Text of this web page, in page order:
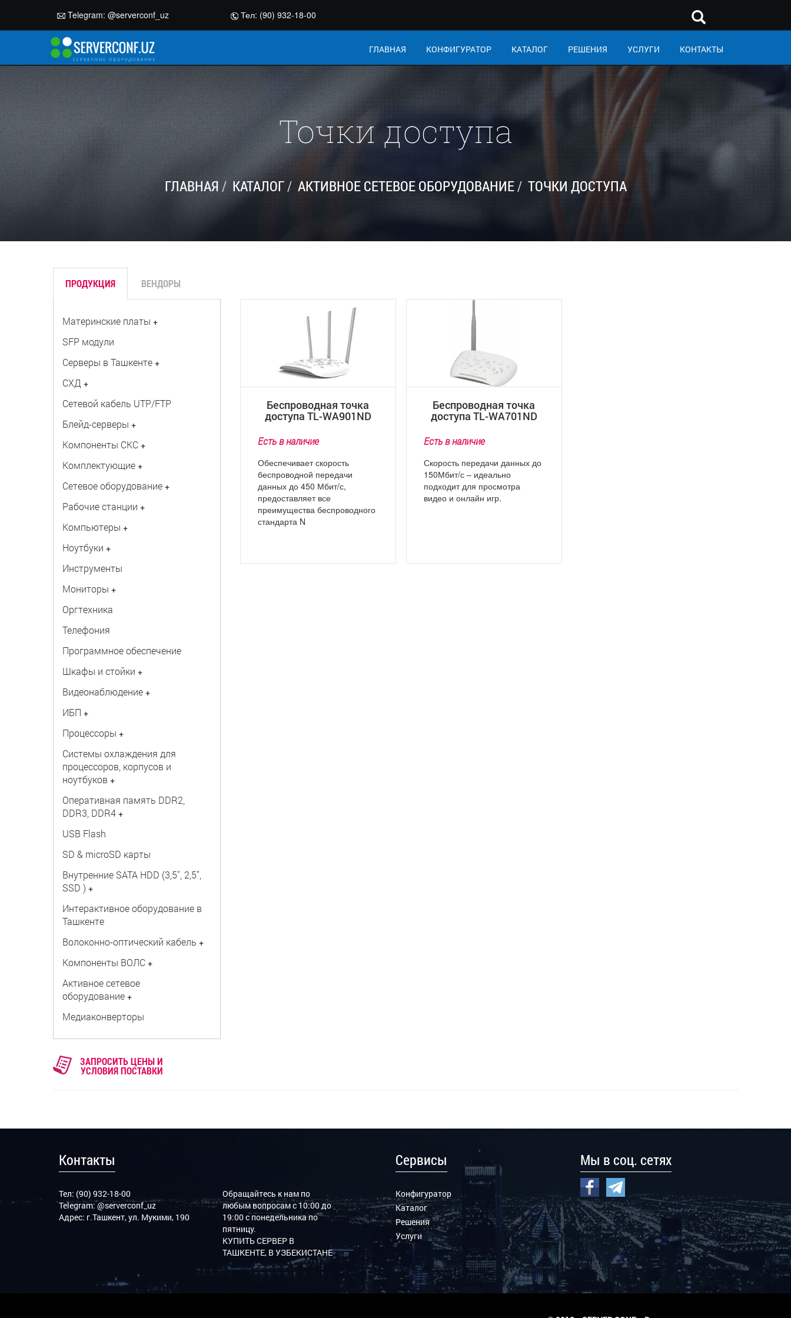
Telegram: @serverconf_uz Тел: (90) 932-18-00
ГЛАВНАЯ КОНФИГУРАТОР КАТАЛОГ РЕШЕНИЯ УСЛУГИ КОНТАКТЫ
Точки доступа
ГЛАВНАЯ КАТАЛОГ АКТИВНОЕ СЕТЕВОЕ ОБОРУДОВАНИЕ ТОЧКИ ДОСТУПА
ПРОДУКЦИЯ ВЕНДОРЫ
Материнские платы +
SFP модули
Серверы в Ташкенте +
СХД +
Сетевой кабель UTP/FTP
Блейд-серверы +
Компоненты СКС +
Комплектующие +
Сетевое оборудование +
Рабочие станции +
Компьютеры +
Ноутбуки +
Инструменты
Мониторы +
Оргтехника
Телефония
Программное обеспечение
Шкафы и стойки +
Видеонаблюдение +
ИБП +
Процессоры +
Системы охлаждения для
процессоров, корпусов и
ноутбуков +
Оперативная память DDR2,
DDR3, DDR4 +
USB Flash
SD & microSD карты
Внутренние SATA HDD (3,5", 2,5",
SSD ) +
Интерактивное оборудование в
Ташкенте
Волоконно-оптический кабель +
Компоненты ВОЛС +
Активное сетевое
оборудование +
Медиаконверторы
ЗАПРОСИТЬ ЦЕНЫ И
УСЛОВИЯ ПОСТАВКИ
Беспроводная точка
доступа TL-WA901ND
Есть в наличие
Обеспечивает скорость
беспроводной передачи
данных до 450 Мбит/с,
предоставляет все
преимущества беспроводного
стандарта N
Беспроводная точка
доступа TL-WA701ND
Есть в наличие
Скорость передачи данных до
150Мбит/с – идеально
подходит для просмотра
видео и онлайн игр.
Контакты
Тел: (90) 932-18-00
Telegram:@serverconf_uz
Адрес: г.Ташкент, ул. Мукими, 190
Обращайтесь к нам по
любым вопросам с 10:00 до
19:00 с понедельника по
пятницу.
КУПИТЬ СЕРВЕР В
ТАШКЕНТЕ, В УЗБЕКИСТАНЕ
Сервисы
Конфигуратор
Каталог
Решения
Услуги
Мы в соц. сетях